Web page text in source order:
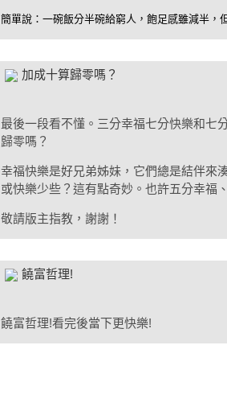
簡單說：一碗飯分半碗給窮人，飽足感雖減半，
加成十算歸零嗎？
最後一段看不懂。三分幸福七分快樂和七
歸零嗎？
幸福快樂是好兄弟姊妹，它們總是結伴來
或快樂少些？這有點奇妙。也許五分幸福
敬請版主指教，謝謝！
饒富哲理!
饒富哲理!看完後當下更快樂!